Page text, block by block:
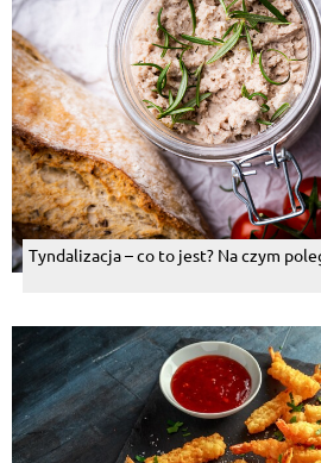
Tyndalizacja – co to jest? Na czym